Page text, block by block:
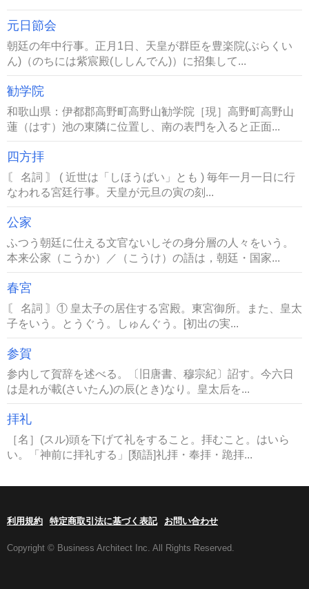
元日節会
朝廷の年中行事。正月1日、天皇が群臣を豊楽院(ぶらくい
ん)（のちには紫宸殿(ししんでん)）に招集して...
勧学院
和歌山県：伊都郡高野町高野山勧学院［現］高野町高野山
蓮（はす）池の東隣に位置し、南の表門を入ると正面...
四方拝
〘 名詞 〙 ( 近世は「しほうばい」とも ) 毎年一月一日に行
なわれる宮廷行事。天皇が元旦の寅の刻...
公家
ふつう朝廷に仕える文官ないしその身分層の人々をいう。
本来公家（こうか）／（こうけ）の語は，朝廷・国家...
春宮
〘 名詞 〙① 皇太子の居住する宮殿。東宮御所。また、皇太
子をいう。とうぐう。しゅんぐう。[初出の実...
参賀
参内して賀辞を述べる。〔旧唐書、穆宗紀〕詔す。今六日
は是れが載(さいたん)の辰(とき)なり。皇太后を...
拝礼
［名］(スル)頭を下げて礼をすること。拝むこと。はいら
い。「神前に拝礼する」[類語]礼拝・奉拝・跪拝...
利用規約 特定商取引法に基づく表記 お問い合わせ
Copyright © Business Architect Inc. All Rights Reserved.